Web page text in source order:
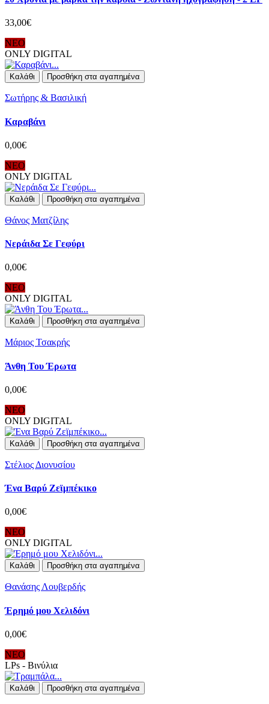
33,00€
ΝΕΟ
ONLY DIGITAL
Καλάθι Προσθήκη στα αγαπημένα
Σωτήρης & Βασιλική
Καραβάνι
0,00€
ΝΕΟ
ONLY DIGITAL
Καλάθι Προσθήκη στα αγαπημένα
Θάνος Ματζίλης
Νεράιδα Σε Γεφύρι
0,00€
ΝΕΟ
ONLY DIGITAL
Καλάθι Προσθήκη στα αγαπημένα
Μάριος Τσακρής
Άνθη Του Έρωτα
0,00€
ΝΕΟ
ONLY DIGITAL
Καλάθι Προσθήκη στα αγαπημένα
Στέλιος Διονυσίου
Ένα Βαρύ Ζεϊμπέκικο
0,00€
ΝΕΟ
ONLY DIGITAL
Καλάθι Προσθήκη στα αγαπημένα
Θανάσης Λουβερδής
Έρημό μου Χελιδόνι
0,00€
ΝΕΟ
LPs - Βινύλια
Καλάθι Προσθήκη στα αγαπημένα